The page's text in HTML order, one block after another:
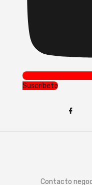
Suscríbete
Contacto